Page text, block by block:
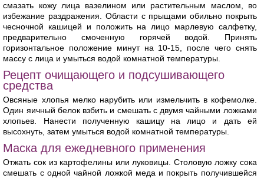
смазать кожу лица вазелином или растительным маслом, во
избежание раздражения. Области с прыщами обильно покрыть
чесночной кашицей и положить на лицо марлевую салфетку,
предварительно смоченную горячей водой. Принять
горизонтальное положение минут на 10-15, после чего снять
массу с лица и умыться водой комнатной температуры.
Рецепт очищающего и подсушивающего
средства
Овсяные хлопья мелко нарубить или измельчить в кофемолке.
Один яичный белок взбить и смешать с двумя чайными ложками
хлопьев. Нанести полученную кашицу на лицо и дать ей
высохнуть, затем умыться водой комнатной температуры.
Маска для ежедневного применения
Отжать сок из картофелины или луковицы. Столовую ложку сока
смешать с одной чайной ложкой меда и покрыть получившейся